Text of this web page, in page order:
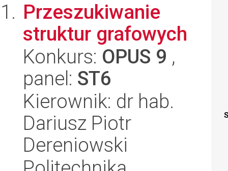
Przeszukiwanie
struktur grafowych
Konkurs: OPUS 9 ,
panel: ST6
Kierownik: dr hab.
Dariusz Piotr
Dereniowski